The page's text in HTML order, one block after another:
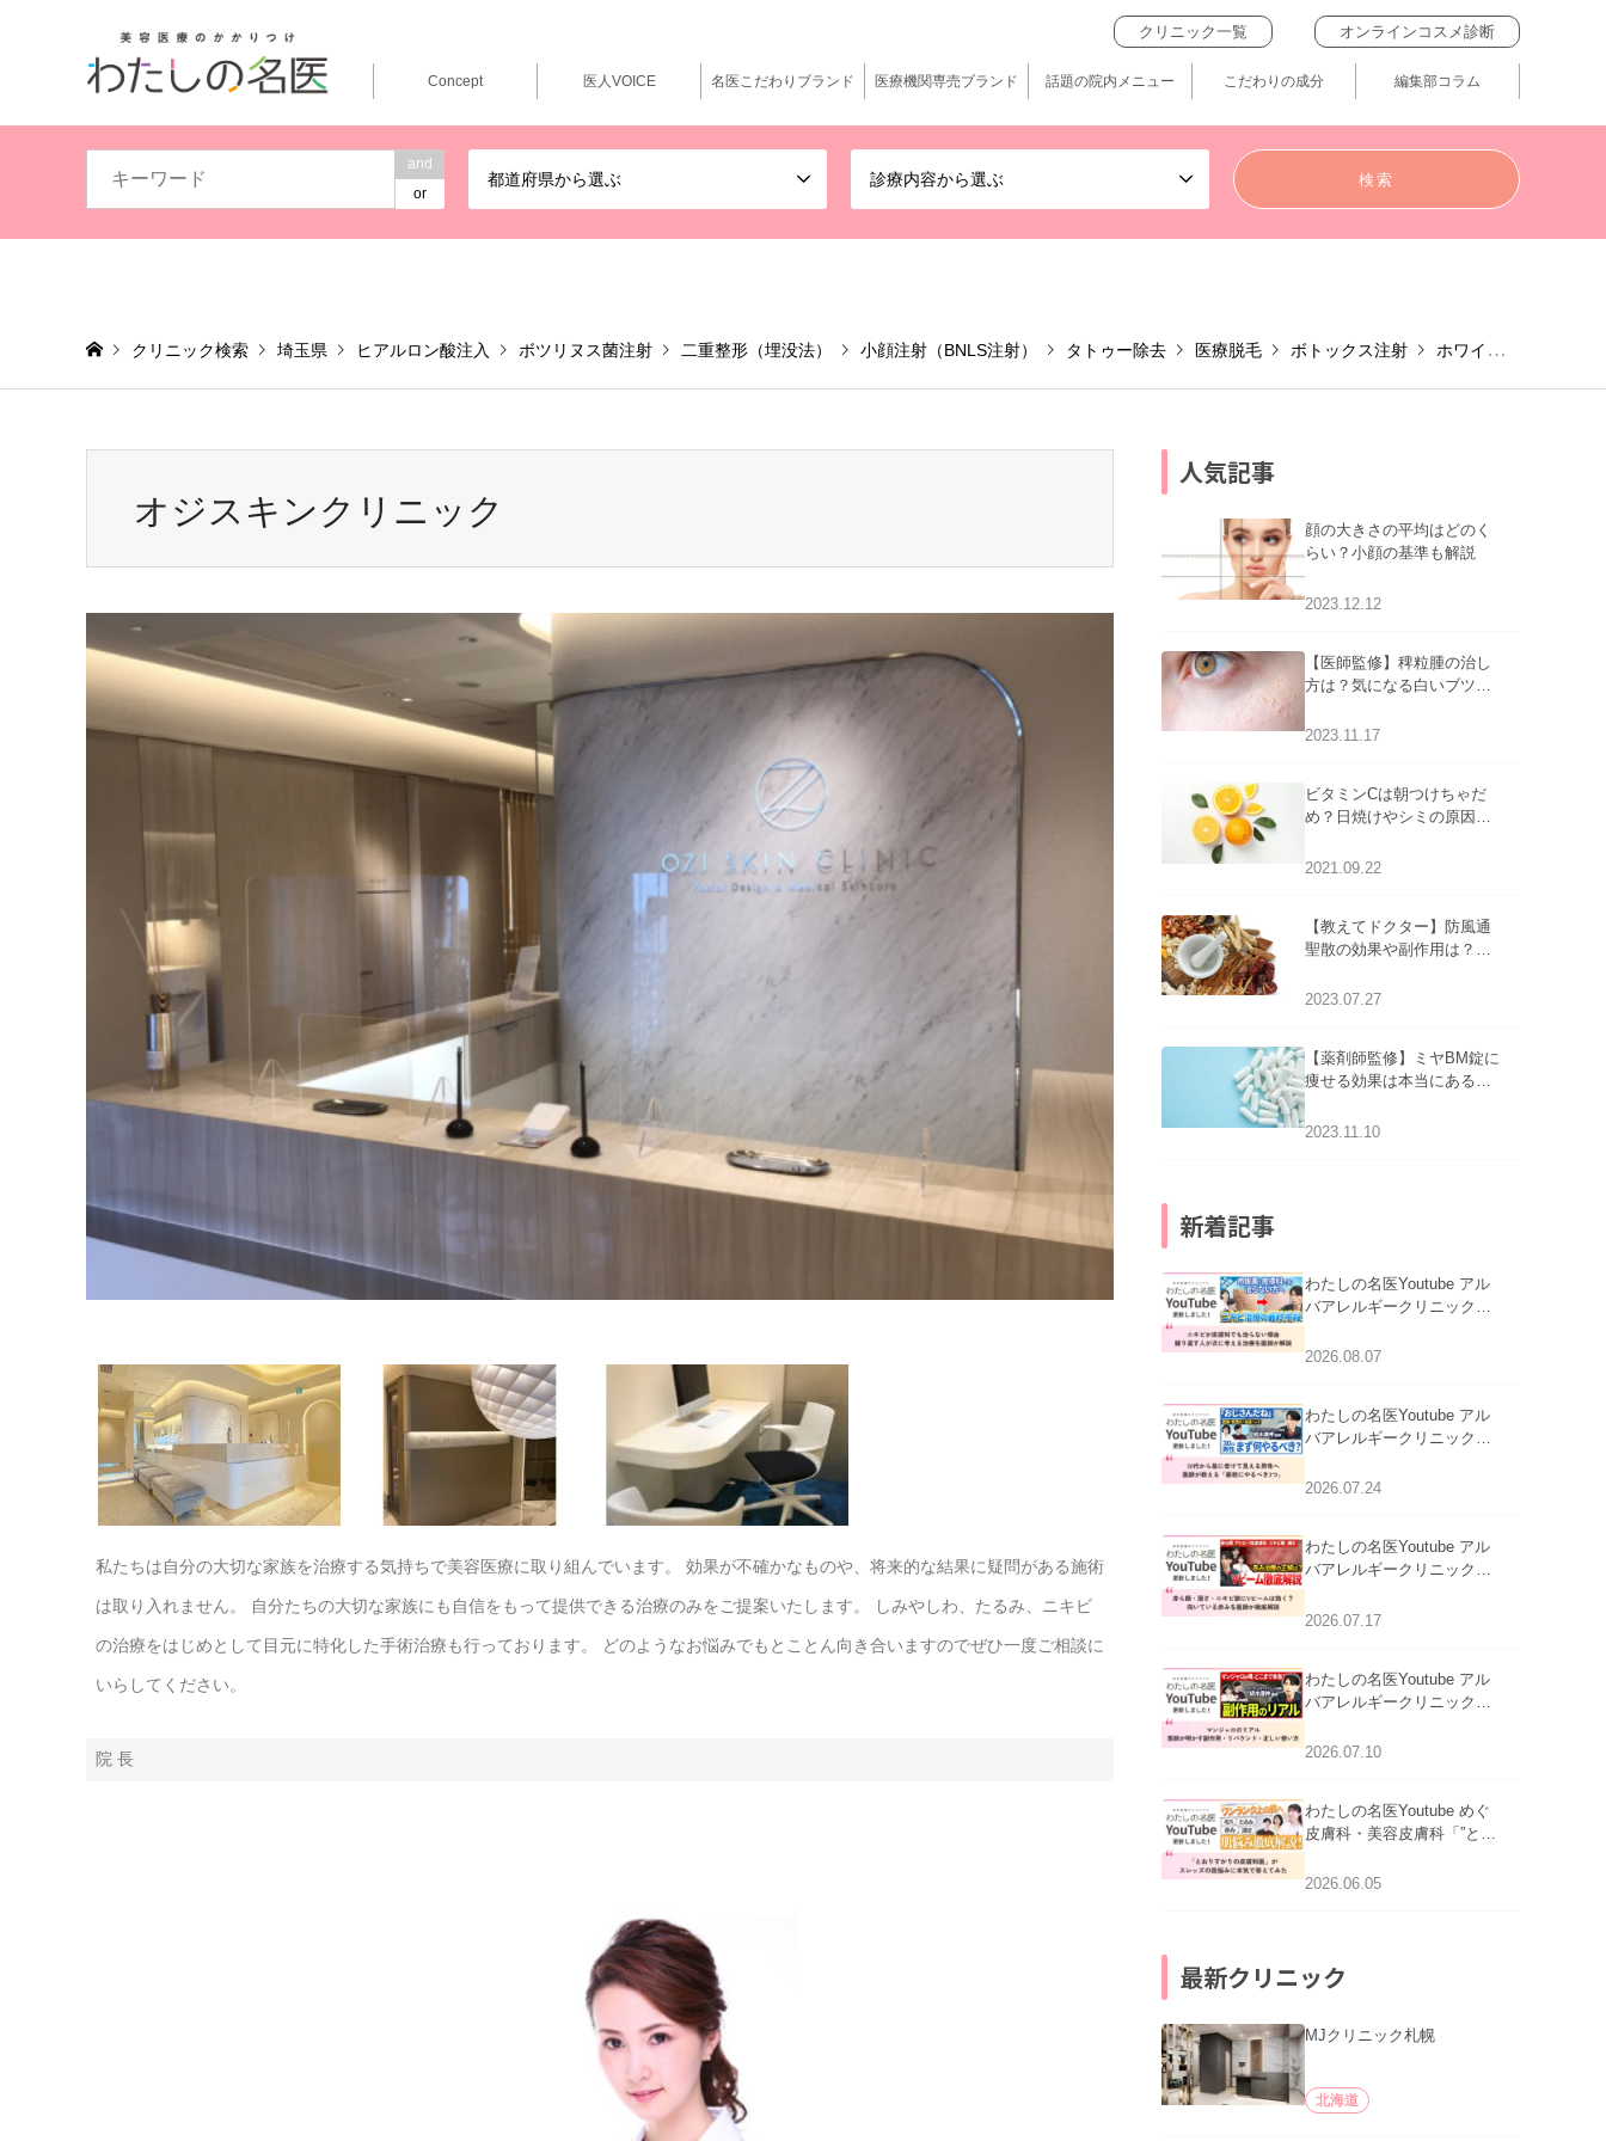
and
or
都道府県から選ぶ 診療内容から選ぶ
クリニック一覧 オンラインコスメ診断
Concept 医人VOICE 名医こだわりブランド 医療機関専売ブランド 話題の院内メニュー こだわりの成分 編集部コラム
クリニック検索 埼玉県 ヒアルロン酸注入 ボツリヌス菌注射 二重整形（埋没法） 小顔注射（BNLS注射） タトゥー除去 医療脱毛 ボトックス注射 ホワイトニング
オジスキンクリニック
私たちは自分の大切な家族を治療する気持ちで美容医療に取り組んでいます。 効果が不確かなものや、将来的な結果に疑問がある施術
は取り入れません。 自分たちの大切な家族にも自信をもって提供できる治療のみをご提案いたします。 しみやしわ、たるみ、ニキビ
の治療をはじめとして目元に特化した手術治療も行っております。 どのようなお悩みでもとことん向き合いますのでぜひ一度ご相談に
いらしてください。
院 長
人気記事
顔の大きさの平均はどのく
らい？小顔の基準も解説
2023.12.12
【医師監修】稗粒腫の治し
方は？気になる白いブツブ
アについて
2023.11.17
ビタミンCは朝つけちゃだ
め？日焼けやシミの原因に
2021.09.22
【教えてドクター】防風通
聖散の効果や副作用は？長
2023.07.27
【薬剤師監修】ミヤBM錠に
痩せる効果は本当にある
2023.11.10
新着記事
わたしの名医Youtube アル
バアレルギークリニック札
らない理由｜繰り返す人が
2026.08.07
わたしの名医Youtube アル
バアレルギークリニック札
える男性へ｜医師が教える
2026.07.24
わたしの名医Youtube アル
バアレルギークリニック札
跡にVビームは効く？向い
2026.07.17
わたしの名医Youtube アル
バアレルギークリニック札
医師が明かす副作用・リバ
2026.07.10
わたしの名医Youtube めぐ
皮膚科・美容皮膚科「”とお
ッズの肌悩みに本気で答え
2026.06.05
最新クリニック
MJクリニック札幌
北海道